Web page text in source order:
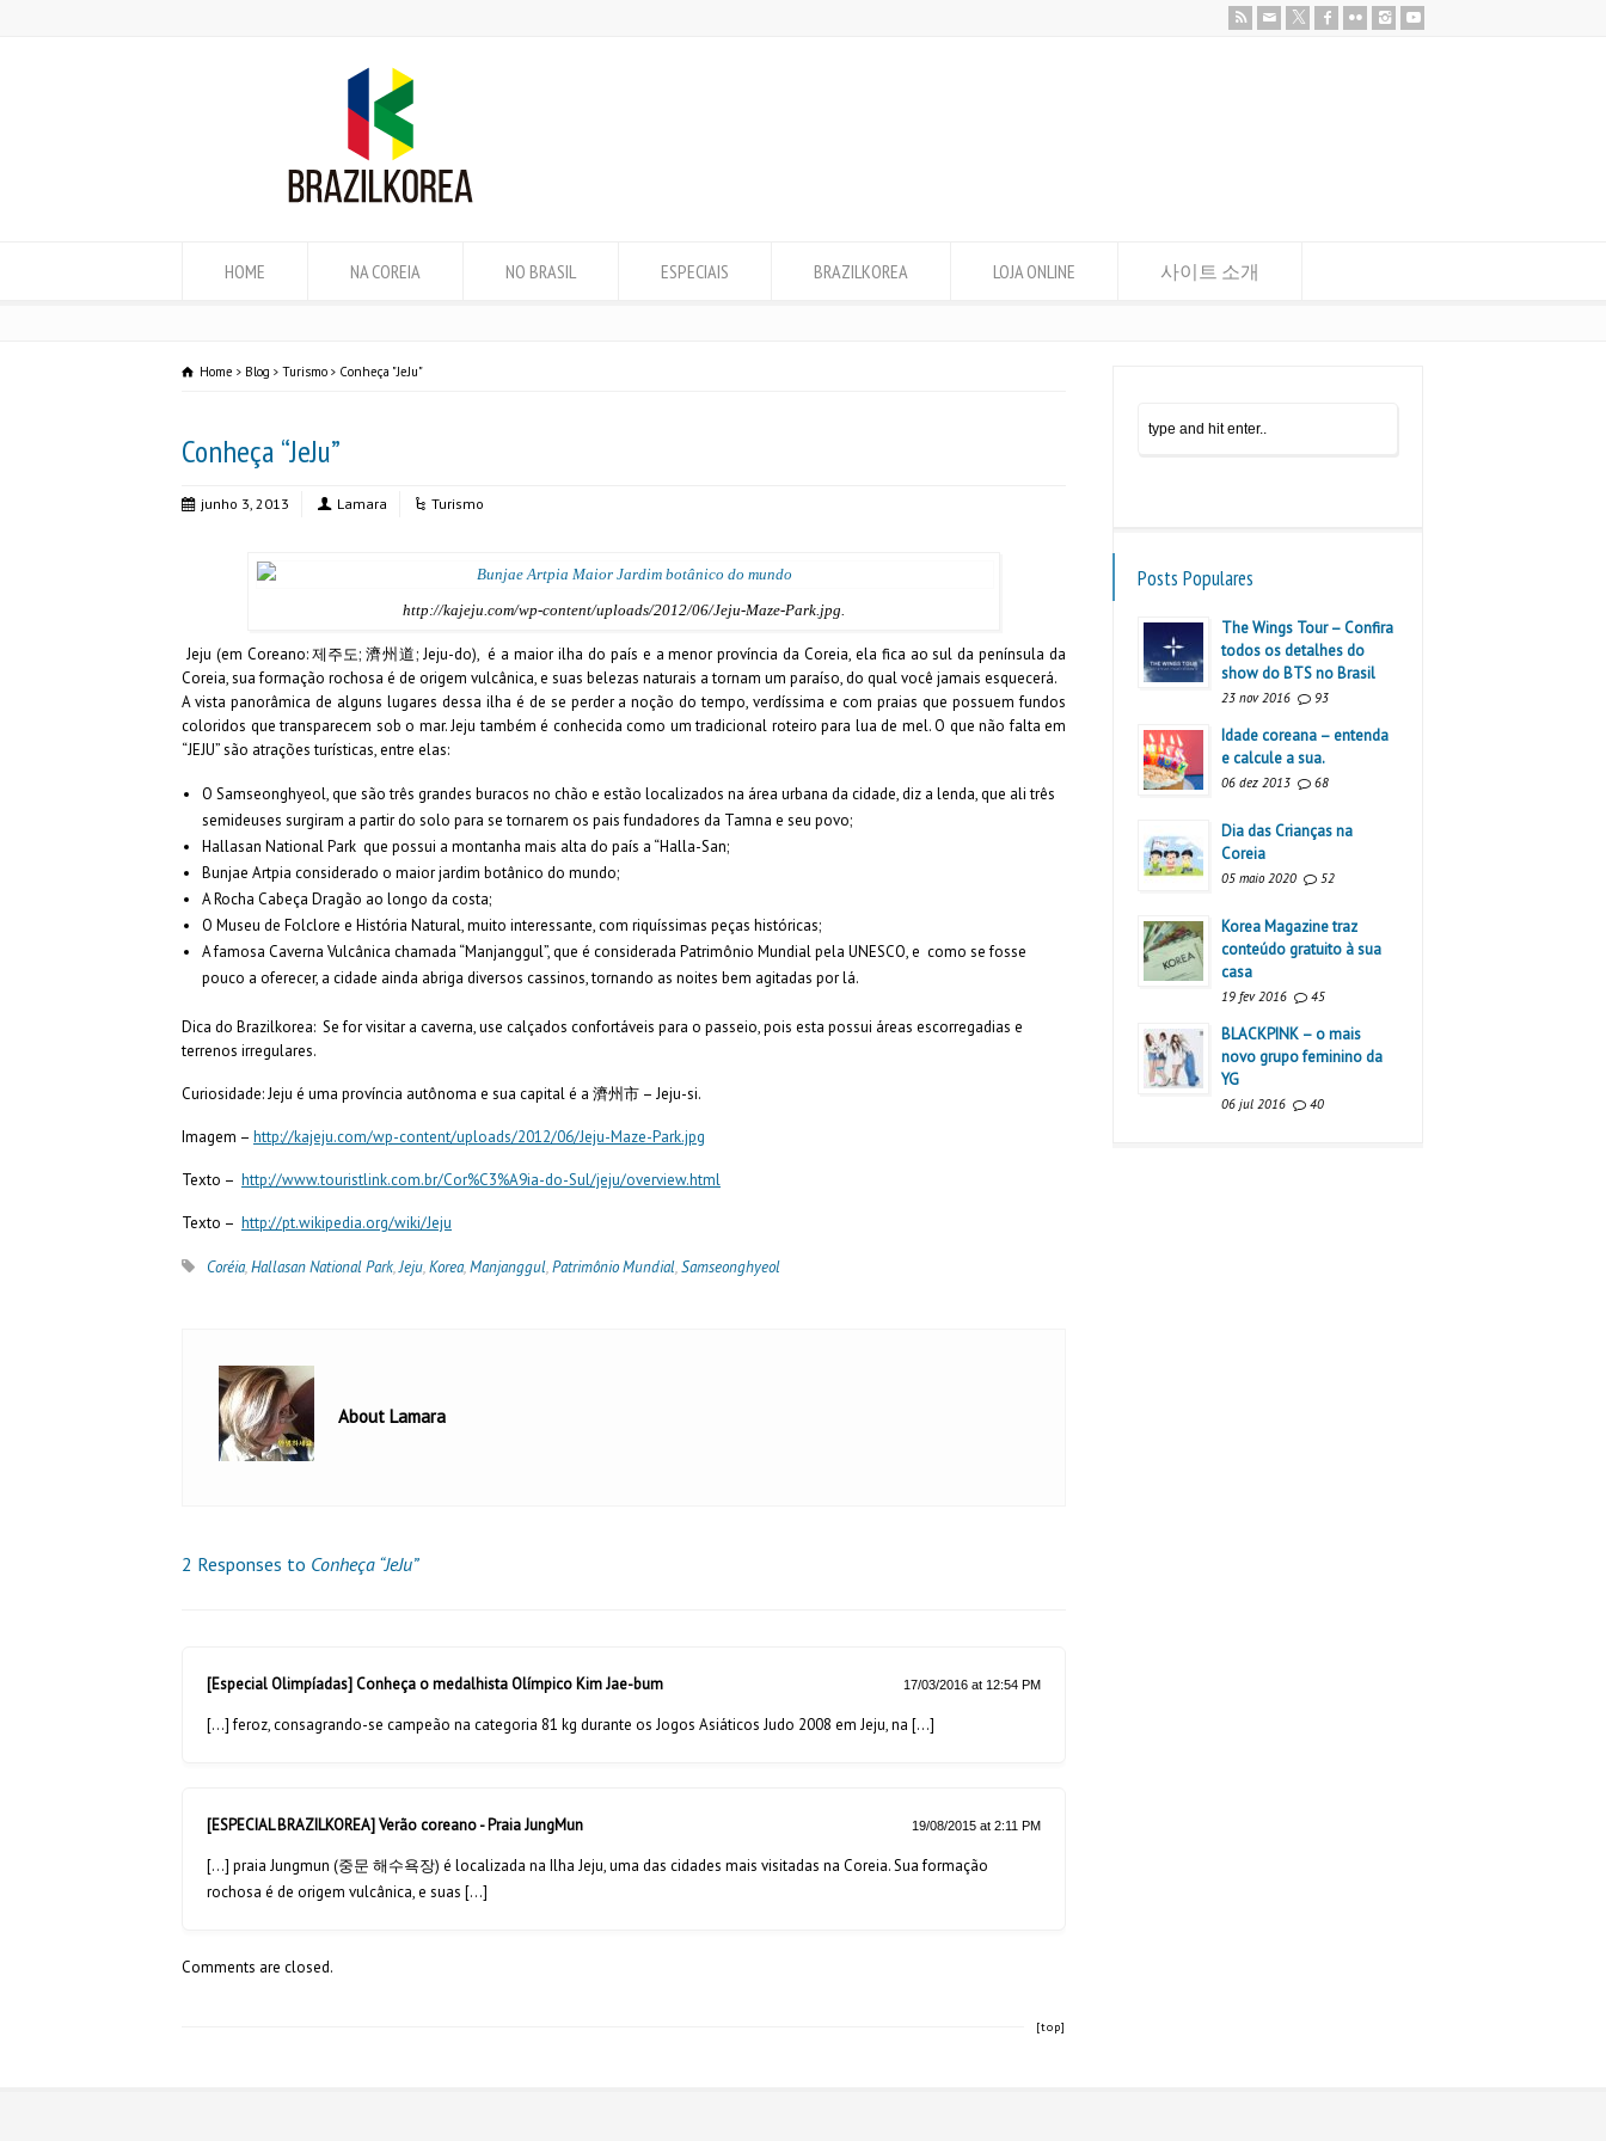
HOME NA COREIA NO BRASIL ESPECIAIS BRAZILKOREA LOJA ONLINE 사이트 소개
Home Blog Turismo Conheça "JeJu"
Conheça “JeJu”
junho 3, 2013 Lamara Turismo
http://kajeju.com/wp-content/uploads/2012/06/Jeju-Maze-Park.jpg.
Jeju (em Coreano: 제주도; 濟州道; Jeju-do), é a maior ilha do país e a menor província da Coreia, ela fica ao sul da península da
Coreia, sua formação rochosa é de origem vulcânica, e suas belezas naturais a tornam um paraíso, do qual você jamais esquecerá.
A vista panorâmica de alguns lugares dessa ilha é de se perder a noção do tempo, verdíssima e com praias que possuem fundos
coloridos que transparecem sob o mar. Jeju também é conhecida como um tradicional roteiro para lua de mel. O que não falta em
“JEJU” são atrações turísticas, entre elas:
O Samseonghyeol, que são três grandes buracos no chão e estão localizados na área urbana da cidade, diz a lenda, que ali três
semideuses surgiram a partir do solo para se tornarem os pais fundadores da Tamna e seu povo;
Hallasan National Park que possui a montanha mais alta do país a “Halla-San;
Bunjae Artpia considerado o maior jardim botânico do mundo;
A Rocha Cabeça Dragão ao longo da costa;
O Museu de Folclore e História Natural, muito interessante, com riquíssimas peças históricas;
A famosa Caverna Vulcânica chamada “Manjanggul”, que é considerada Patrimônio Mundial pela UNESCO, e como se fosse
pouco a oferecer, a cidade ainda abriga diversos cassinos, tornando as noites bem agitadas por lá.
Dica do Brazilkorea: Se for visitar a caverna, use calçados confortáveis para o passeio, pois esta possui áreas escorregadias e
terrenos irregulares.
Curiosidade: Jeju é uma província autônoma e sua capital é a 濟州市 – Jeju-si.
Imagem – http://kajeju.com/wp-content/uploads/2012/06/Jeju-Maze-Park.jpg
Texto – http://www.touristlink.com.br/Cor%C3%A9ia-do-Sul/jeju/overview.html
Texto – http://pt.wikipedia.org/wiki/Jeju
Coréia,Hallasan National Park,Jeju,Korea,Manjanggul,Patrimônio Mundial,Samseonghyeol
About Lamara
2 Responses to Conheça “JeJu”
[Especial Olimpíadas] Conheça o medalhista Olímpico Kim Jae-bum 17/03/2016 at 12:54 PM
[…] feroz, consagrando-se campeão na categoria 81 kg durante os Jogos Asiáticos Judo 2008 em Jeju, na […]
[ESPECIAL BRAZILKOREA] Verão coreano - Praia JungMun 19/08/2015 at 2:11 PM
[…] praia Jungmun (중문 해수욕장) é localizada na Ilha Jeju, uma das cidades mais visitadas na Coreia. Sua formação
rochosa é de origem vulcânica, e suas […]
Comments are closed.
[top]
Posts Populares
The Wings Tour – Confira
todos os detalhes do
show do BTS no Brasil
23 nov 2016 93
Idade coreana – entenda
e calcule a sua.
06 dez 2013 68
Dia das Crianças na
Coreia
05 maio 2020 52
Korea Magazine traz
conteúdo gratuito à sua
casa
19 fev 2016 45
BLACKPINK – o mais
novo grupo feminino da
YG
06 jul 2016 40